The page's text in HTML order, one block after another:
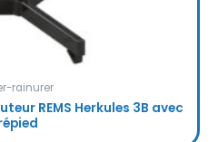
rainurer
REMS Herkules 3B avec